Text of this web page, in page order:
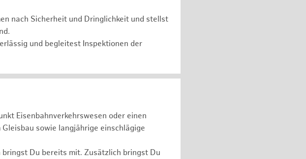
nach Sicherheit und Dringlichkeit und stellst
und begleitest Inspektionen der
Eisenbahnverkehrswesen oder einen
sowie langjährige einschlägige
Du bereits mit. Zusätzlich bringst Du